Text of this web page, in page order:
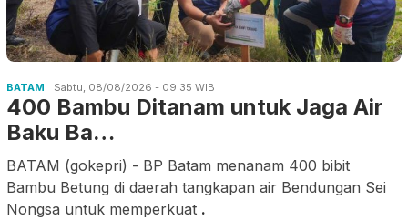
BATAM Sabtu, 08/08/2026 - 09:35 WIB
400 Bambu Ditanam untuk Jaga Air
Baku Ba…
BATAM (gokepri) - BP Batam menanam 400 bibit
Bambu Betung di daerah tangkapan air Bendungan Sei
Nongsa untuk memperkuat .